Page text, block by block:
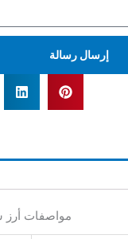
إرسال رسالة
مواصفات أرز